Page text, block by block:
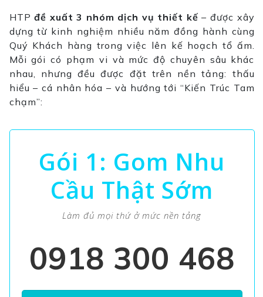
HTPđề xuất 3 nhóm dịch vụ thiết kế – được xây
dựng từ kinh nghiệm nhiều năm đồng hành cùng
Quý Khách hàng trong việc lên kế hoạch tổ ấm.
Mỗi gói có phạm vi và mức độ chuyên sâu khác
nhau, nhưng đều được đặt trên nền tảng: thấu
hiểu – cá nhân hóa – và hướng tới “Kiến Trúc Tam
chạm”:
Gói 1: Gom Nhu
Cầu Thật Sớm
Làm đủ mọi thứ ở mức nền tảng
0918 300 468